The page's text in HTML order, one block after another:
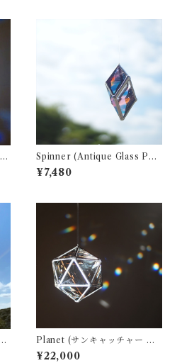
Spinner (Antique Glass PN
K) (サンキャッチャー ・ ウォ
ータープリズム)
¥7,480
Planet (サンキャッチャー ・
ウォータープリズム)
¥22,000